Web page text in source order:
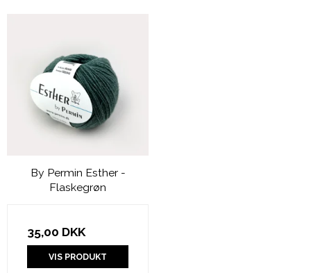
By Permin Esther -
Flaskegrøn
35,00 DKK
VIS PRODUKT